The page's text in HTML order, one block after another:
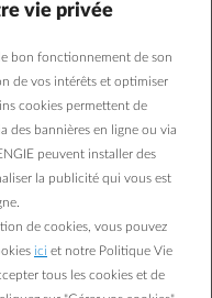
l’installation de
solaires Plug & Play ?
des panneaux
vie privée
bon fonctionnement de son
de vos intérêts et optimiser
cookies permettent de
des bannières en ligne ou via
peuvent installer des
la publicité qui vous est
de cookies, vous pouvez
ici et notre Politique Vie
tous les cookies et de